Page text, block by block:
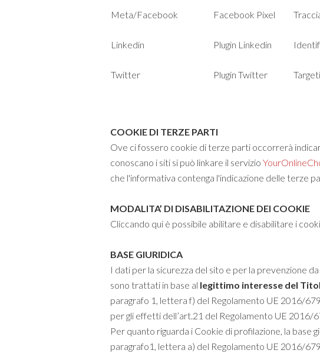
Meta/Facebook Facebook Pixel
Linkedin Plugin Linkedin
Twitter Plugin Twitter
COOKIE DI TERZE PARTI
Ove ci fossero cookie di terze parti occorrerà
conoscano i siti si può linkare il servizio
che l'informativa contenga l'indicazione delle terze
MODALITA’ DI DISABILITAZIONE DEI COOKIE
Cliccando qui è possibile abilitare e disabilitare i
BASE GIURIDICA
I dati per la sicurezza del sito e per la prevenzione
sono trattati in base al legittimo interesse del
paragrafo 1, lettera f) del Regolamento UE 2016/
per gli effetti dell’art.21 del Regolamento UE 2016/
Per quanto riguarda i Cookie di profilazione, la base
paragrafo1, lettera a) del Regolamento UE 2016/